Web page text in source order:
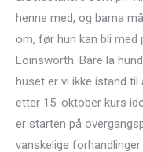
henne med, og barna
om, før hun kan bli med
Loinsworth. Bare la
huset er vi ikke istand til
etter 15. oktober kurs
er starten på
vanskelige